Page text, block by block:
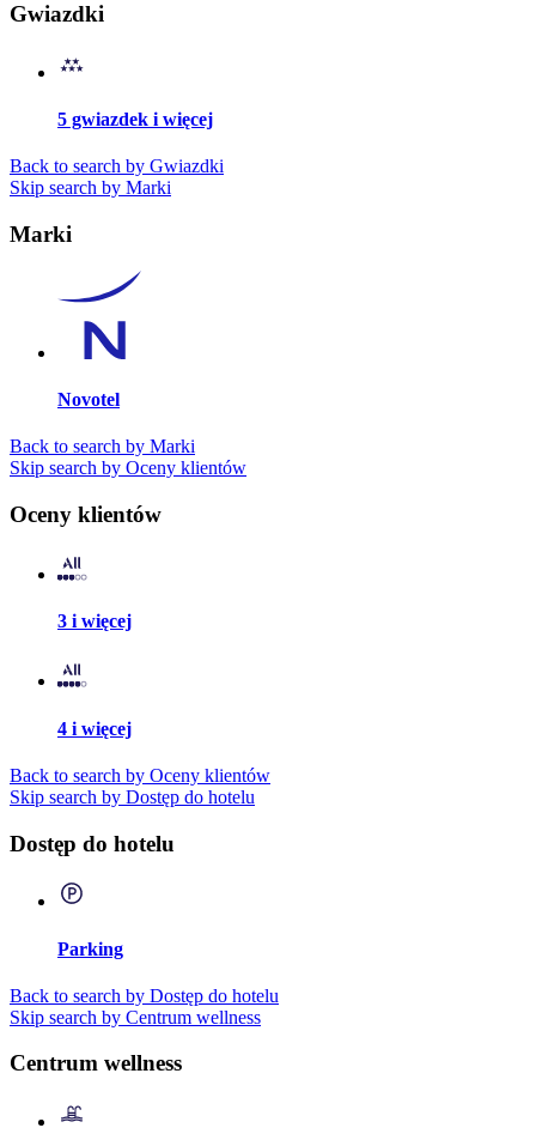
Gwiazdki
5 gwiazdek i więcej
Back to search by Gwiazdki
Skip search by Marki
Marki
Novotel
Back to search by Marki
Skip search by Oceny klientów
Oceny klientów
3 i więcej
4 i więcej
Back to search by Oceny klientów
Skip search by Dostęp do hotelu
Dostęp do hotelu
Parking
Back to search by Dostęp do hotelu
Skip search by Centrum wellness
Centrum wellness